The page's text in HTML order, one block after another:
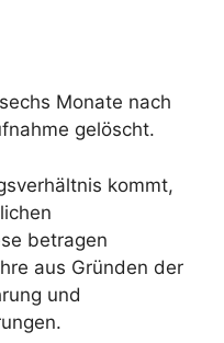
Monate nach
gelöscht.
kommt,
betragen
aus Gründen der
und